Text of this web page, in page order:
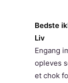
Bedste
Liv
Engang
opleves
et chok